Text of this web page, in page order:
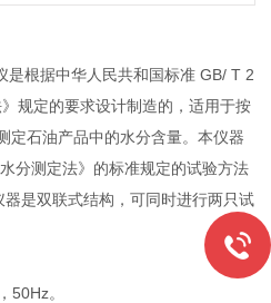
根据中华人民共和国标准 GB/ T 2
规定的要求设计制造的，适用于按
定石油产品中的水分含量。本仪器
分测定法》的标准规定的试验方法
器是双联式结构，可同时进行两只试
50Hz。